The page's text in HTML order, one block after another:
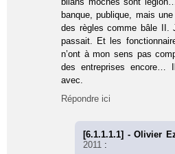
banque, publique, mais
des règles comme bâle II.
passait. Et les
n’ont à mon sens pas
des entreprises encore…
avec.
Répondre ici
[6.1.1.1.1] - Olivier
2011 :